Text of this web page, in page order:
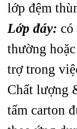
lớp đệm
Lớp đáy:
thường
trợ trong
Chất lượng
tấm carton